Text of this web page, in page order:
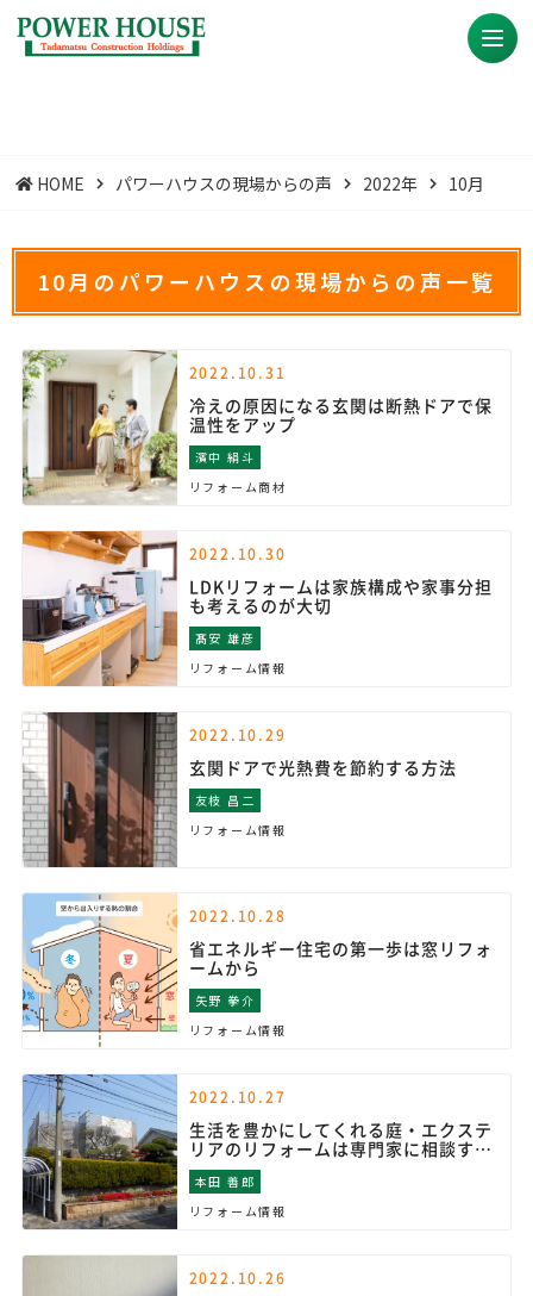
HOME パワーハウスの現場からの声 2022年 10月
10月のパワーハウスの現場からの声一覧
2022.10.31
冷えの原因になる玄関は断熱ドアで保
温性をアップ
濱中 絹斗
リフォーム商材
2022.10.30
LDKリフォームは家族構成や家事分担
も考えるのが大切
髙安 雄彦
リフォーム情報
2022.10.29
玄関ドアで光熱費を節約する方法
友枝 昌二
リフォーム情報
2022.10.28
省エネルギー住宅の第一歩は窓リフォ
ームから
矢野 拳介
リフォーム情報
2022.10.27
生活を豊かにしてくれる庭・エクステ
リアのリフォームは専門家に相談する
のがおススメ
本田 善郎
リフォーム情報
2022.10.26